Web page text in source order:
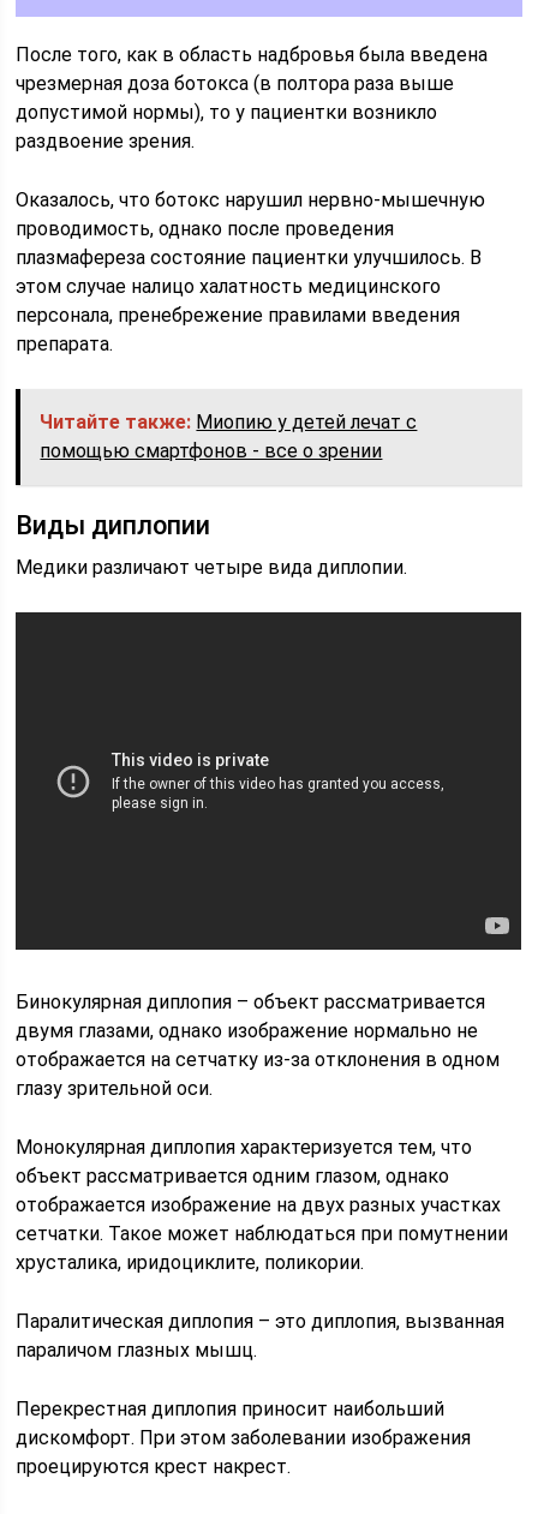
После того, как в область надбровья была введена
чрезмерная доза ботокса (в полтора раза выше
допустимой нормы), то у пациентки возникло
раздвоение зрения.
Оказалось, что ботокс нарушил нервно-мышечную
проводимость, однако после проведения
плазмафереза состояние пациентки улучшилось. В
этом случае налицо халатность медицинского
персонала, пренебрежение правилами введения
препарата.
Читайте также: Миопию у детей лечат с
помощью смартфонов - все о зрении
Виды диплопии
Медики различают четыре вида диплопии.
Бинокулярная диплопия – объект рассматривается
двумя глазами, однако изображение нормально не
отображается на сетчатку из-за отклонения в одном
глазу зрительной оси.
Монокулярная диплопия характеризуется тем, что
объект рассматривается одним глазом, однако
отображается изображение на двух разных участках
сетчатки. Такое может наблюдаться при помутнении
хрусталика, иридоциклите, поликории.
Паралитическая диплопия – это диплопия, вызванная
параличом глазных мышц.
Перекрестная диплопия приносит наибольший
дискомфорт. При этом заболевании изображения
проецируются крест накрест.